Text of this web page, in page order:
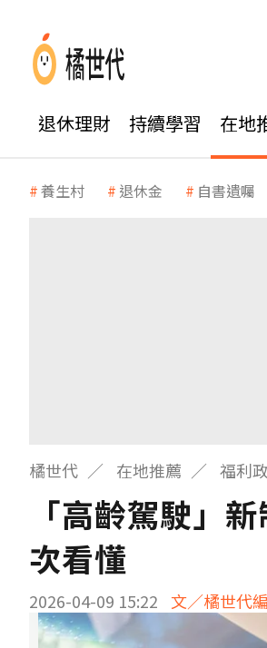
退休理財 持續學習 在地
養生村 退休金 自書遺囑
橘世代 在地推薦 福利
「高齡駕駛」
次看懂
2026-04-09 15:22 文／橘世代